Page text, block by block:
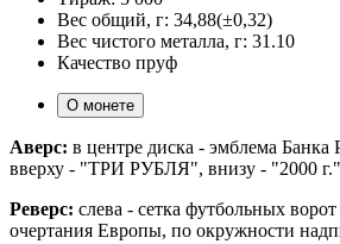
Вес общий, г: 34,88(±0,32)
Вес чистого металла, г: 31.10
Качество пруф
О монете
Аверс: в центре диска - эмблема
вверху - "ТРИ РУБЛЯ", внизу - "2000 г.",
Реверс: слева - сетка футбольных
очертания Европы, по окружности